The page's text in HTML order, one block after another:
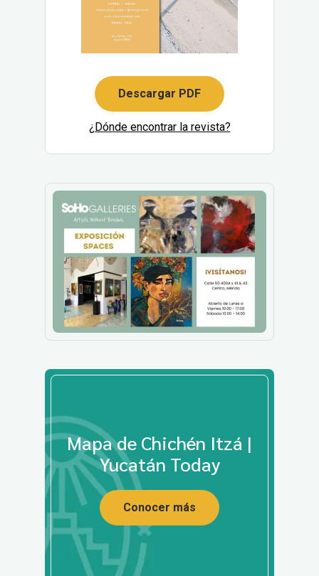
Descargar PDF
¿Dónde encontrar la revista?
Mapa de Chichén Itzá |
Yucatán Today
Conocer más